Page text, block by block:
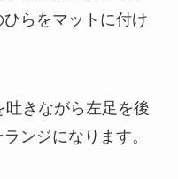
らをマットに付け
きながら左足を後
ンジになります。